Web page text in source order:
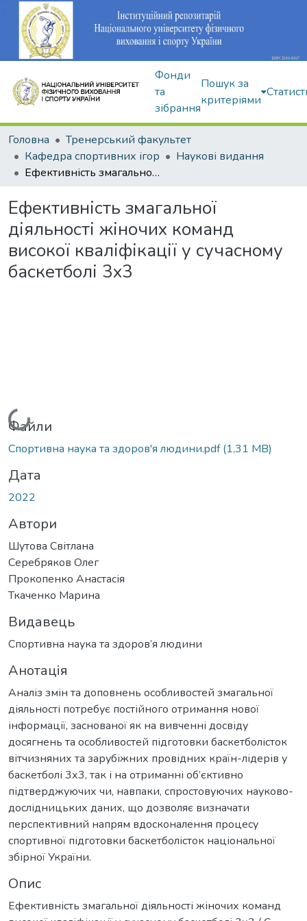
Фонди
та
зібрання
Пошук за
критеріями
Головна
Тренерський факультет
Кафедра спортивних ігор
Наукові видання
Ефективність змагальної діяльності жіночих команд високої кваліфікації у сучасному баскетболі 3х3
Ефективність змагальної
діяльності жіночих команд
високої кваліфікації у сучасному
баскетболі 3х3
Вантажиться...
Файли
Спортивна наука та здоров'я людини.pdf(1,31 MB)
Дата
2022
Автори
Шутова Світлана
Серебряков Олег
Прокопенко Анастасія
Ткаченко Марина
Видавець
Спортивна наука та здоров’я людини
Анотація
Аналіз змін та доповнень особливостей змагальної
діяльності потребує постійного отримання нової
інформації, заснованої як на вивченні досвіду
досягнень та особливостей підготовки баскетболісток
вітчизняних та зарубіжних провідних країн-лідерів у
баскетболі 3х3, так і на отриманні об’єктивно
підтверджуючих чи, навпаки, спростовуючих науково-
дослідницьких даних, що дозволяє визначати
перспективний напрям вдосконалення процесу
спортивної підготовки баскетболісток національної
збірної України.
Опис
Ефективність змагальної діяльності жіночих команд